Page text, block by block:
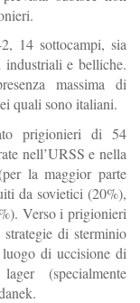
14 sottocampi, sia
e belliche.
massima di
quali sono italiani.
prigionieri di 54
nell’URSS e nella
la maggior parte
da sovietici (20%),
Verso i prigionieri
di sterminio
di uccisione di
(specialmente